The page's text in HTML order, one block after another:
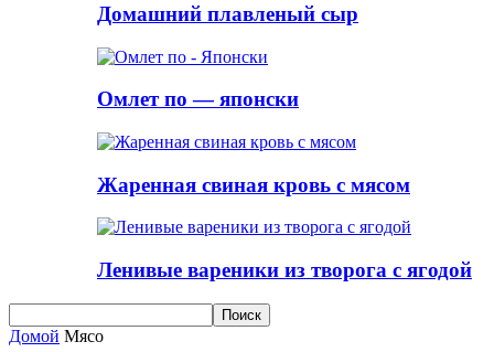
Домашний плавленый сыр
Омлет по — японски
Жаренная свиная кровь с мясом
Ленивые вареники из творога с ягодой
Домой Мясо